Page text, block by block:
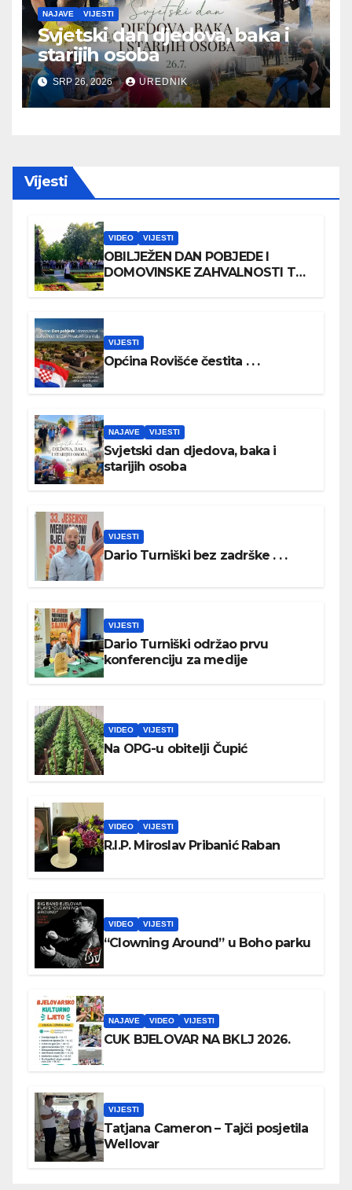
NAJAVE VIJESTI
Svjetski dan djedova, baka i
starijih osoba
SRP 26, 2026 UREDNIK
Vijesti
VIDEO VIJESTI
OBILJEŽEN DAN POBJEDE I
DOMOVINSKE ZAHVALNOSTI TE
VIJESTI
Općina Rovišće čestita . . .
NAJAVE VIJESTI
Svjetski dan djedova, baka i
starijih osoba
VIJESTI
Dario Turniški bez zadrške . . .
VIJESTI
Dario Turniški održao prvu
konferenciju za medije
VIDEO VIJESTI
Na OPG-u obitelji Čupić
VIDEO VIJESTI
R.I.P. Miroslav Pribanić Raban
VIDEO VIJESTI
“Clowning Around” u Boho parku
NAJAVE VIDEO VIJESTI
CUK BJELOVAR NA BKLJ 2026.
VIJESTI
Tatjana Cameron – Tajči posjetila
Wellovar